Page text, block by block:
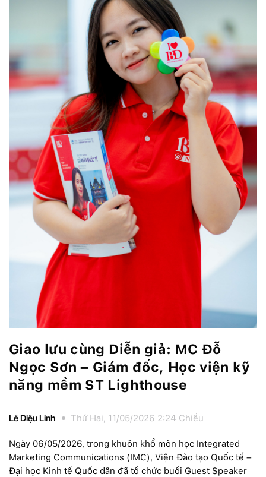
Giao lưu cùng Diễn giả: MC Đỗ
Ngọc Sơn – Giám đốc, Học viện kỹ
năng mềm ST Lighthouse
Lê Diệu Linh Thứ Hai, 11/05/2026 2:24 Chiều
Ngày 06/05/2026, trong khuôn khổ môn học Integrated
Marketing Communications (IMC), Viện Đào tạo Quốc tế –
Đại học Kinh tế Quốc dân đã tổ chức buổi Guest Speaker